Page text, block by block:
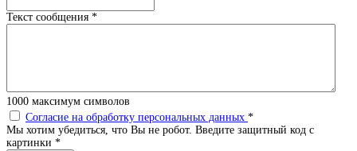
Текст сообщения *
1000 максимум символов
Согласие на обработку персональных данных *
Мы хотим убедиться, что Вы не робот. Введите защитный код с
картинки *